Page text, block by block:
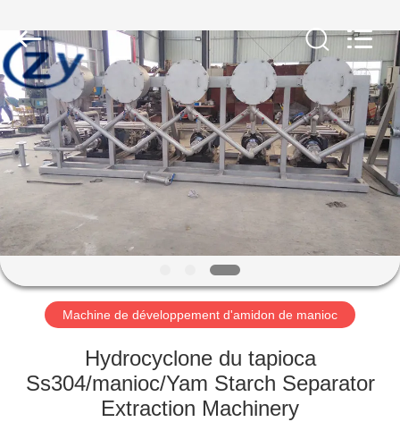
MAISON
PRODUITS
AU
SUJET
DES
USA
D'USINE
Starch
Engineering
Machinery
Co.,ltd.
All
Rights
Reserved.
Machine de développement d'amidon de manioc
Hydrocyclone du tapioca
Ss304/manioc/Yam Starch Separator
Extraction Machinery